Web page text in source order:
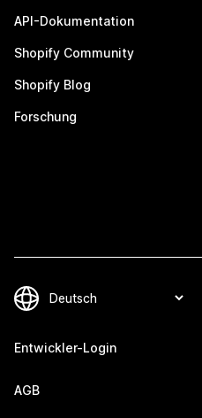
API-Dokumentation
Shopify Community
Shopify Blog
Forschung
Entwickler-Login
AGB